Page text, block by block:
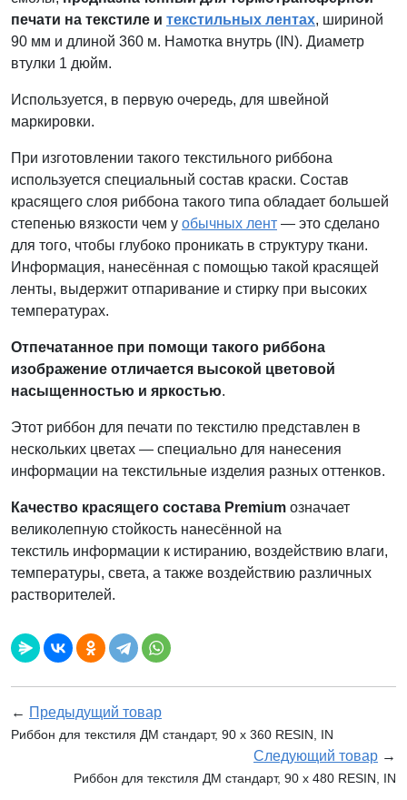
печати на текстиле и текстильных лентах, шириной
90 мм и длиной 360 м. Намотка внутрь (IN). Диаметр
втулки 1 дюйм.
Используется, в первую очередь, для швейной
маркировки.
При изготовлении такого текстильного риббона
используется специальный состав краски. Состав
красящего слоя риббона такого типа обладает большей
степенью вязкости чем у обычных лент — это сделано
для того, чтобы глубоко проникать в структуру ткани.
Информация, нанесённая с помощью такой красящей
ленты, выдержит отпаривание и стирку при высоких
температурах.
Отпечатанное при помощи такого риббона
изображение отличается высокой цветовой
насыщенностью и яркостью.
Этот риббон для печати по текстилю представлен в
нескольких цветах — специально для нанесения
информации на текстильные изделия разных оттенков.
Качество красящего состава Premium означает
великолепную стойкость нанесённой на
текстиль информации к истиранию, воздействию влаги,
температуры, света, а также воздействию различных
растворителей.
← Предыдущий товар
Риббон для текстиля ДМ стандарт, 90 x 360 RESIN, IN
Следующий товар →
Риббон для текстиля ДМ стандарт, 90 x 480 RESIN, IN